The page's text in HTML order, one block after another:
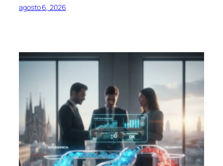
agosto 6, 2026